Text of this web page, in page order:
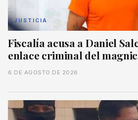
JUSTICIA
Fiscalía acusa a Daniel
enlace criminal del
6 DE AGOSTO DE 2026